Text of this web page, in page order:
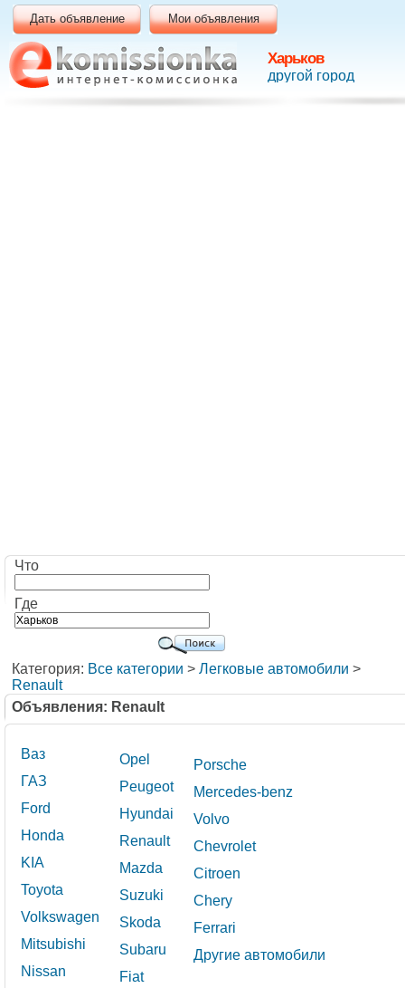
Харьков
другой город
Дать объявление Мои объявления
Что
Где
Категория: Все категории > Легковые автомобили >
Renault
Объявления: Renault
Ваз
ГАЗ
Ford
Honda
KIA
Toyota
Volkswagen
Mitsubishi
Nissan
Opel
Peugeot
Hyundai
Renault
Mazda
Suzuki
Skoda
Subaru
Fiat
Porsche
Mercedes-benz
Volvo
Chevrolet
Citroen
Сhery
Ferrari
Другие автомобили